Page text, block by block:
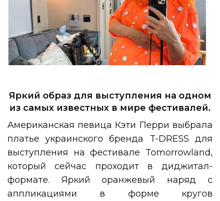
Яркий образ для выступления на одном
из самых известных в мире фестивалей.
Американская певица Кэти Перри выбрала
платье украинского бренда T-DRESS для
выступления на фестивале Tomorrowland,
который сейчас проходит в диджитал-
формате. Яркий оранжевый наряд с
аппликациями в форме кругов